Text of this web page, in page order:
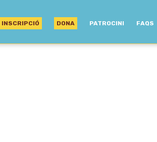
INSCRIPCIÓ DONA PATROCINI FAQS